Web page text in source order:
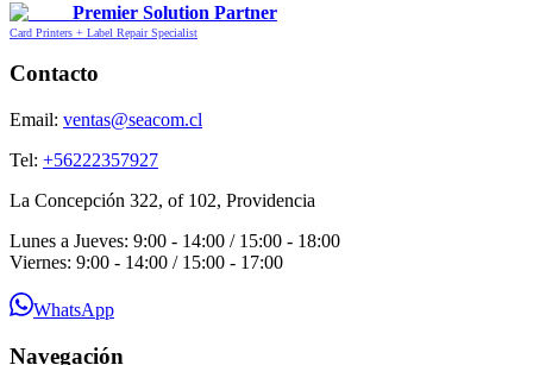
Premier Solution Partner
Card Printers + Label Repair Specialist
Contacto
Email: ventas@seacom.cl
Tel: +56222357927
La Concepción 322, of 102, Providencia
Lunes a Jueves: 9:00 - 14:00 / 15:00 - 18:00
Viernes: 9:00 - 14:00 / 15:00 - 17:00
WhatsApp
Navegación